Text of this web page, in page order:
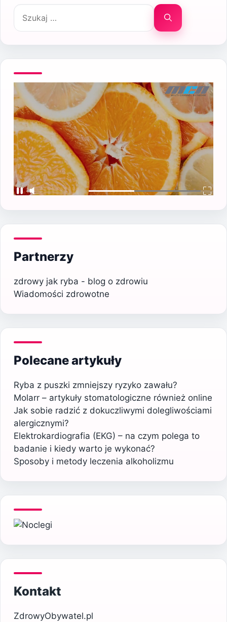
Szukaj:
Partnerzy
zdrowy jak ryba - blog o zdrowiu
Wiadomości zdrowotne
Polecane artykuły
Ryba z puszki zmniejszy ryzyko zawału?
Molarr – artykuły stomatologiczne również online
Jak sobie radzić z dokuczliwymi dolegliwościami
alergicznymi?
Elektrokardiografia (EKG) – na czym polega to
badanie i kiedy warto je wykonać?
Sposoby i metody leczenia alkoholizmu
Kontakt
ZdrowyObywatel.pl